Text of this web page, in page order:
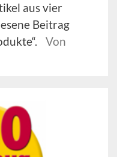
aus vier
Beitrag
Von